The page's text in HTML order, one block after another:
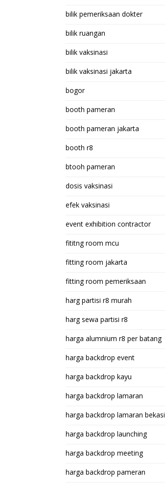
bilik pemeriksaan dokter
bilik ruangan
bilik vaksinasi
bilik vaksinasi jakarta
bogor
booth pameran
booth pameran jakarta
booth r8
btooh pameran
dosis vaksinasi
efek vaksinasi
event exhibition contractor
fititng room mcu
fitting room jakarta
fitting room pemeriksaan
harg partisi r8 murah
harg sewa partisi r8
harga alumnium r8 per batang
harga backdrop event
harga backdrop kayu
harga backdrop lamaran
harga backdrop lamaran bekasi
harga backdrop launching
harga backdrop meeting
harga backdrop pameran